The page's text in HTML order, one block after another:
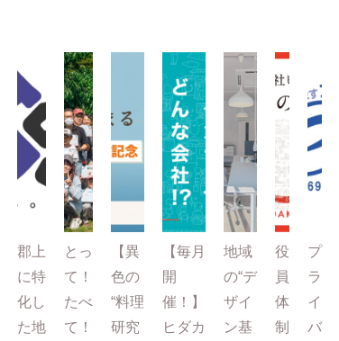
郡上
に特
化し
た地
とっ
て！
たべ
て！
【異
色の
“料理
研究
【毎月
開
催！】
ヒダカ
地域
の“デ
ザイ
ン基
役
員
体
制
プ
ラ
イ
バ